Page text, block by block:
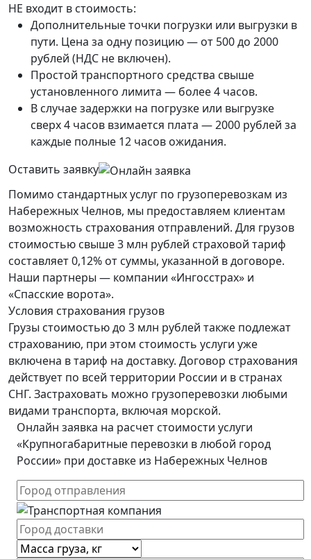
НЕ входит в стоимость:
Дополнительные точки погрузки или выгрузки в
пути. Цена за одну позицию — от 500 до 2000
рублей (НДС не включен).
Простой транспортного средства свыше
установленного лимита — более 4 часов.
В случае задержки на погрузке или выгрузке
сверх 4 часов взимается плата — 2000 рублей за
каждые полные 12 часов ожидания.
Оставить заявку
Помимо стандартных услуг по грузоперевозкам из
Набережных Челнов, мы предоставляем клиентам
возможность страхования отправлений. Для грузов
стоимостью свыше 3 млн рублей страховой тариф
составляет 0,12% от суммы, указанной в договоре.
Наши партнеры — компании «Ингосстрах» и
«Спасские ворота».
Условия страхования грузов
Грузы стоимостью до 3 млн рублей также подлежат
страхованию, при этом стоимость услуги уже
включена в тариф на доставку. Договор страхования
действует по всей территории России и в странах
СНГ. Застраховать можно грузоперевозки любыми
видами транспорта, включая морской.
Онлайн заявка на расчет стоимости услуги
«Крупногабаритные перевозки в любой город
России» при доставке из Набережных Челнов